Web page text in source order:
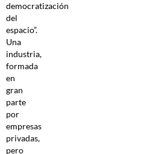
democratización
del
espacio”.
Una
industria,
formada
en
gran
parte
por
empresas
privadas,
pero